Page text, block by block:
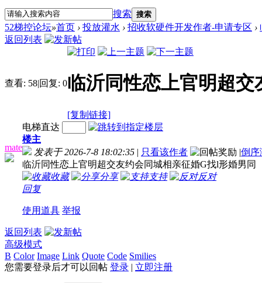
搜索 搜索
52梯控论坛»首页 › 投放灌水 › 招收软硬件开发作者-申请专区 ›
返回列表
查看: 58|回复: 0临沂同性恋上官明超
[复制链接]
mate
电梯直达
楼主
发表于 2026-7-8 18:02:35 | 只看该作者 |倒序
临沂同性恋上官明超交友约会同城相亲征婚G找l形婚男同
收藏
分享 支持
反对
回复
使用道具 举报
返回列表
高级模式
B Color Image Link Quote Code Smilies
您需要登录后才可以回帖 登录 | 立即注册